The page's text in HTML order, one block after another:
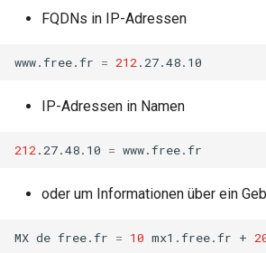
FQDNs in IP-Adressen
www.free.fr = 212
IP-Adressen in Namen
212 .27.48.10 =
oder um Informationen über ein
MX de free.fr = 10 mx1.free.fr +